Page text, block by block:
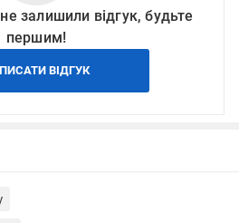
залишили відгук, будьте
першим!
ВІДГУК